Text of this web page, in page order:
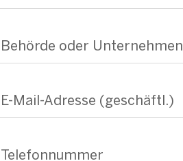
Behörde oder Unternehmen
E-Mail-Adresse (geschäftl.)
Telefonnummer